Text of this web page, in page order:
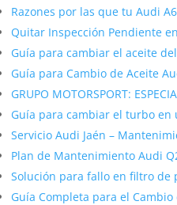
Razones por las que tu Audi
Quitar Inspección Pendiente
Guía para cambiar el aceite
Guía para Cambio de Aceite
GRUPO MOTORSPORT:
Guía para cambiar el turbo en
Servicio Audi Jaén –
Plan de Mantenimiento Audi
Solución para fallo en filtro de
Guía Completa para el